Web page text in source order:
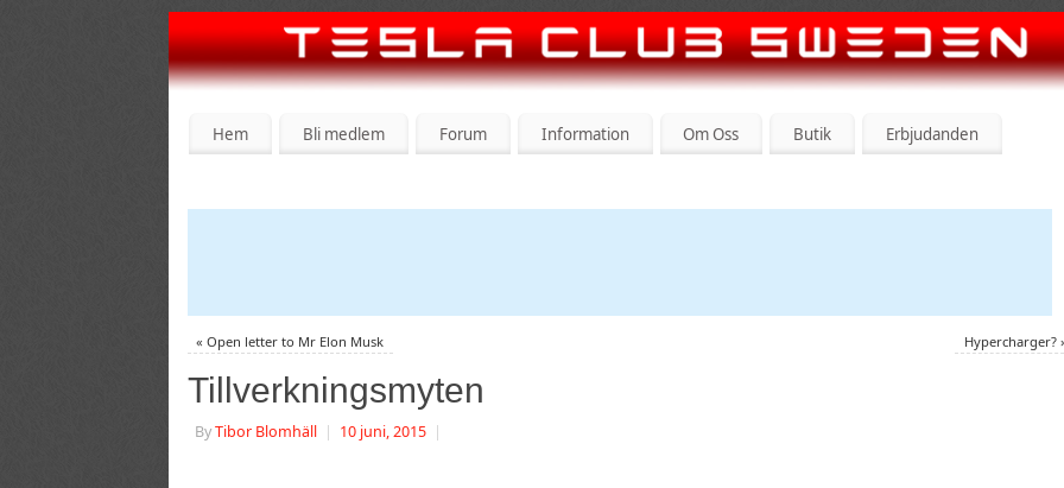
Hem Bli medlem Forum Information Om Oss Butik Erbjudanden
« Open letter to Mr Elon Musk Hypercharger?
Tillverkningsmyten
ByTibor Blomhäll 10 juni, 2015